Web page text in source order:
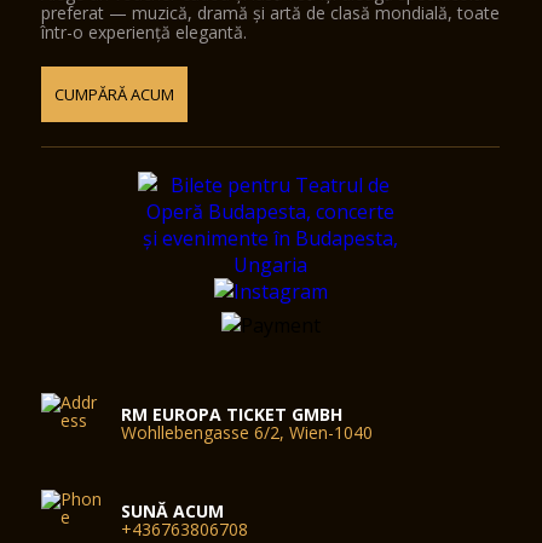
preferat — muzică, dramă și artă de clasă mondială, toate
într-o experiență elegantă.
CUMPĂRĂ ACUM
RM EUROPA TICKET GMBH
Wohllebengasse 6/2, Wien-1040
SUNĂ ACUM
+436763806708